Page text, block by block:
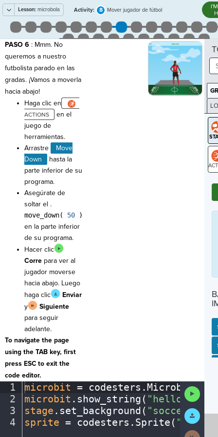
Lesson: microbola Activity: 8 Mover jugador de fútbol
PASO 6 : Mmm. No
queremos a nuestro
futbolista parado en las
gradas. ¡Vamos a moverla
hacia abajo!
Haga clic en
en el
juego de
herramientas.
Arrastre
Move
Down
hasta la
parte inferior de su
programa.
Asegúrate de
soltar el .
move_down( 50 )
en la parte inferior
de su programa.
Hacer clic
Corre para ver al
jugador moverse
hacia abajo. Luego
haga clic
Enviar
y
Siguiente
para seguir
adelante.
To navigate the page
using the TAB key, first
press ESC to exit the
code editor.
1
2
3
4
microbit = codesters .Microbit()
microbit . show_string( "hello")¬
stage . set_background(
sprite = codesters . Sprite(
Code
Work